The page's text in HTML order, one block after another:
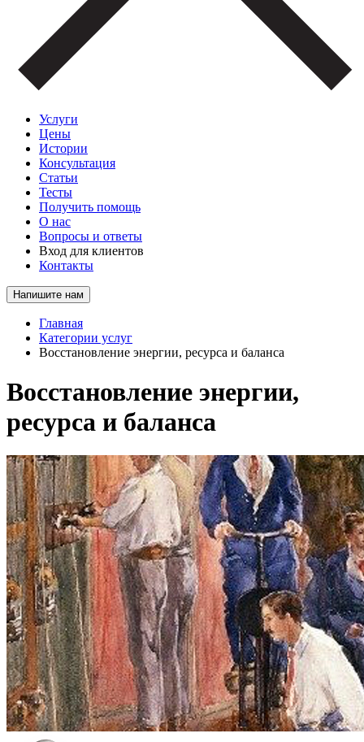
Услуги
Цены
Истории
Консультация
Статьи
Тесты
Получить помощь
О нас
Вопросы и ответы
Вход для клиентов
Контакты
Напишите нам
Главная
Категории услуг
Восстановление энергии, ресурса и баланса
Восстановление энергии,
ресурса и баланса